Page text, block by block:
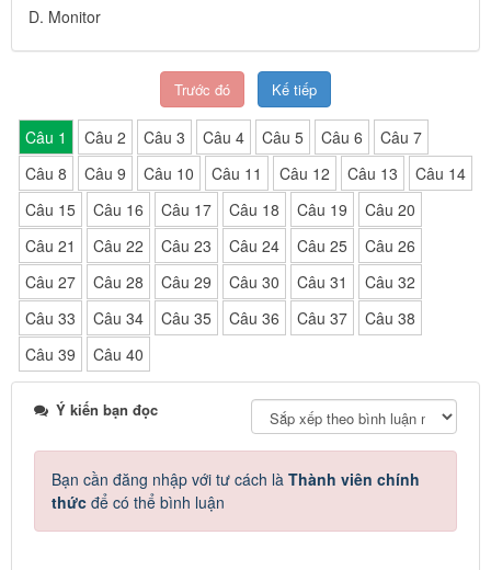
D. Monitor
Trước đó Kế tiếp
Câu 1 Câu 2 Câu 3 Câu 4 Câu 5 Câu 6
Câu 7
Câu 8
Câu 9 Câu 10 Câu 11 Câu 12 Câu 13
Câu 14
Câu 15
Câu 16 Câu 17 Câu 18 Câu 19
Câu 20
Câu 21
Câu 22 Câu 23 Câu 24 Câu 25
Câu 26
Câu 27
Câu 28 Câu 29 Câu 30 Câu 31
Câu 32
Câu 33
Câu 34 Câu 35 Câu 36 Câu 37
Câu 38
Câu 39
Câu 40
Ý kiến bạn đọc
Bạn cần đăng nhập với tư cách là Thành viên chính
thức để có thể bình luận